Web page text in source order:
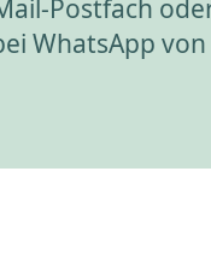
Postfach
WhatsApp von